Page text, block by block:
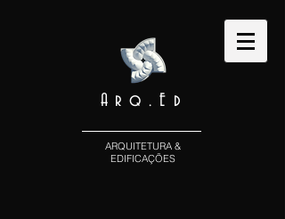
ARQUITETURA &
EDIFICAÇÕES
Arq.Ed